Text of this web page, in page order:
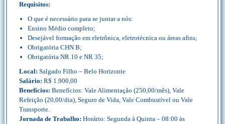
Requisitos:
O que é necessário para se juntar a nós:
Ensino Médio completo;
Desejável formação em eletrônica, eletrotécnica ou áreas afins;
Obrigatória CHN B;
Obrigatória NR 10 e NR 35;
Local: Salgado Filho – Belo Horizonte
Salário: R$ 1.900,00
Benefícios: Benefícios: Vale Alimentação (250,00/mês), Vale
Refeição (20,00/dia), Seguro de Vida, Vale Combustível ou Vale
Transporte.
Jornada de Trabalho: Horário: Segunda à Quinta – 08:00 às